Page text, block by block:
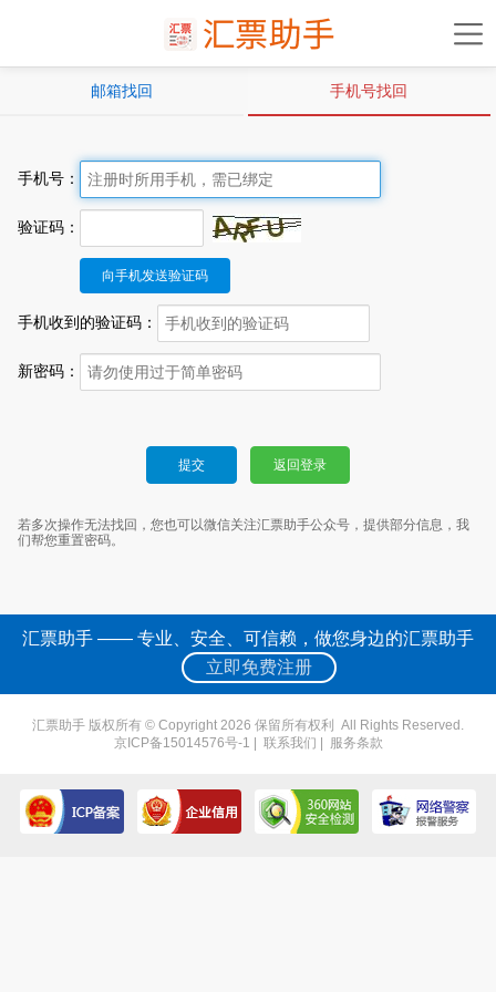
邮箱找回 手机号找回
手机号：
验证码：
手机收到的验证码：
新密码：
提交 返回登录
若多次操作无法找回，您也可以微信关注汇票助手公众号，提供部分信息，我
们帮您重置密码。
汇票助手 —— 专业、安全、可信赖，做您身边的汇票助手
立即免费注册
汇票助手 版权所有 © Copyright 2026 保留所有权利 All Rights Reserved.
京ICP备15014576号-1
联系我们 服务条款